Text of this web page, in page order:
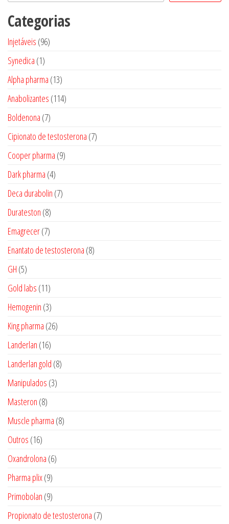
Categorias
Injetáveis 9696
Synedica 11
produto
Alpha pharma 1313
produtos
Anabolizantes 114114
Boldenona 77
produtos
Cipionato de testosterona 77
Cooper pharma 99
Dark pharma 44
produtos
Deca durabolin 77
Durateston 88
produtos
Emagrecer 77
produtos
Enantato de testosterona 88
GH 55
produtos
Gold labs 1111
produtos
Hemogenin 33
produtos
King pharma 2626
Landerlan 1616
produtos
Landerlan gold 88
Manipulados 33
Masteron 88
produtos
Muscle pharma 88
Outros 1616
produtos
Oxandrolona 66
Pharma plix 99
produtos
Primobolan 99
produtos
Propionato de testosterona 77